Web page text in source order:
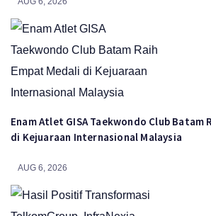
Enam Atlet GISA Taekwondo Club Batam
di Kejuaraan Internasional Malaysia
AUG 6, 2026